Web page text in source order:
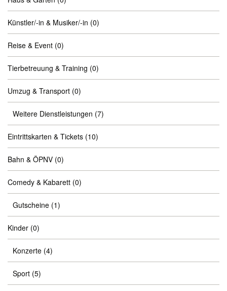
Künstler/-in & Musiker/-in (0)
Reise & Event (0)
Tierbetreuung & Training (0)
Umzug & Transport (0)
Weitere Dienstleistungen (7)
Eintrittskarten & Tickets (10)
Bahn & ÖPNV (0)
Comedy & Kabarett (0)
Gutscheine (1)
Kinder (0)
Konzerte (4)
Sport (5)